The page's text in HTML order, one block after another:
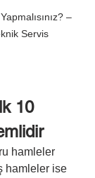
–
Servis
10
hamleler
hamleler ise